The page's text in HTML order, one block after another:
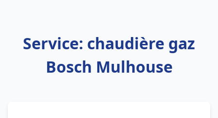
Service: chaudière gaz
Bosch Mulhouse